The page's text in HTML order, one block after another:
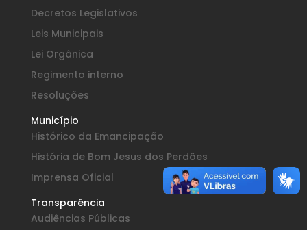
Decretos Legislativos
Leis Municipais
Lei Orgânica
Regimento interno
Resoluções
Município
Histórico da Emancipação
História de Bom Jesus dos Perdões
Imprensa Oficial
Transparência
Audiências Públicas